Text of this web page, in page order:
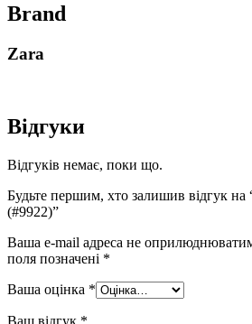
Brand
Zara
Відгуки
Відгуків немає, поки що.
Будьте першим, хто залишив відгук
(#9922)”
Ваша e-mail адреса не
поля позначені *
Ваша оцінка *
Ваш відгук *